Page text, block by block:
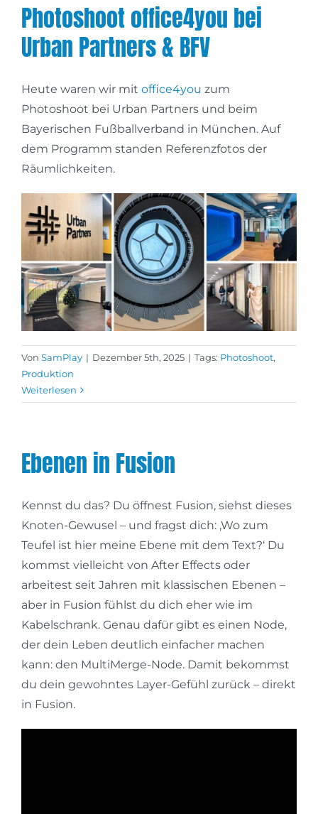
Photoshoot office4you bei
Urban Partners & BFV
Heute waren wir mit office4you zum
Photoshoot bei Urban Partners und beim
Bayerischen Fußballverband in München. Auf
dem Programm standen Referenzfotos der
Räumlichkeiten.
Von SamPlay | Dezember 5th, 2025 | Tags: Photoshoot,
Produktion
Weiterlesen
Ebenen in Fusion
Kennst du das? Du öffnest Fusion, siehst dieses
Knoten-Gewusel – und fragst dich: ‚Wo zum
Teufel ist hier meine Ebene mit dem Text?‘ Du
kommst vielleicht von After Effects oder
arbeitest seit Jahren mit klassischen Ebenen –
aber in Fusion fühlst du dich eher wie im
Kabelschrank. Genau dafür gibt es einen Node,
der dein Leben deutlich einfacher machen
kann: den MultiMerge-Node. Damit bekommst
du dein gewohntes Layer-Gefühl zurück – direkt
in Fusion.